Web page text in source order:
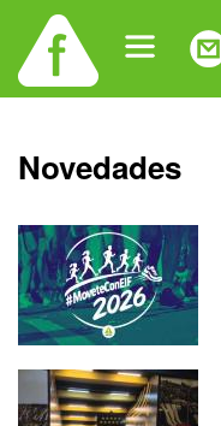
navigation
Back
to
Novedades